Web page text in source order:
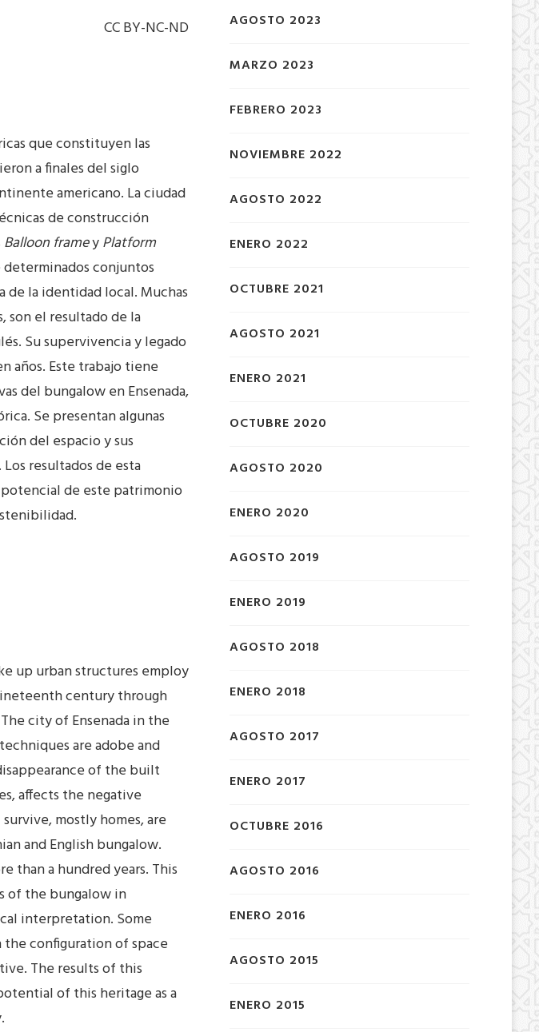
CC BY-NC-ND
que constituyen las
a finales del siglo
americano. La ciudad
de construcción
Balloon frameyPlatform
conjuntos
de la identidad local. Muchas
son el resultado de la
Su supervivencia y legado
años. Este trabajo tiene
del bungalow en Ensenada,
Se presentan algunas
del espacio y sus
resultados de esta
de este patrimonio
up urban structures employ
century through
city of Ensenada in the
are adobe and
of the built
affects the negative
mostly homes, are
and English bungalow.
than a hundred years. This
of the bungalow in
interpretation. Some
configuration of space
The results of this
of this heritage as a
AGOSTO 2023
MARZO 2023
FEBRERO 2023
NOVIEMBRE 2022
AGOSTO 2022
ENERO 2022
OCTUBRE 2021
AGOSTO 2021
ENERO 2021
OCTUBRE 2020
AGOSTO 2020
ENERO 2020
AGOSTO 2019
ENERO 2019
AGOSTO 2018
ENERO 2018
AGOSTO 2017
ENERO 2017
OCTUBRE 2016
AGOSTO 2016
ENERO 2016
AGOSTO 2015
ENERO 2015